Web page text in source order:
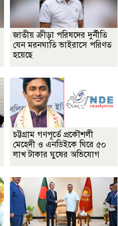
জাতীয় ক্রীড়া পরিষদের দুর্নীতি
যেন মরনঘাতি ভাইরাসে পরিণত
হয়েছে
চট্টগ্রাম গণপূর্তে প্রকৌশলী
মেহেদী ও এনডিইকে ঘিরে ৫০
লাখ টাকার ঘুষের অভিযোগ